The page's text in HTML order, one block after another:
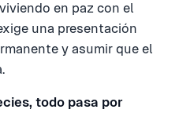
en paz con el
una presentación
y asumir que el
todo pasa por